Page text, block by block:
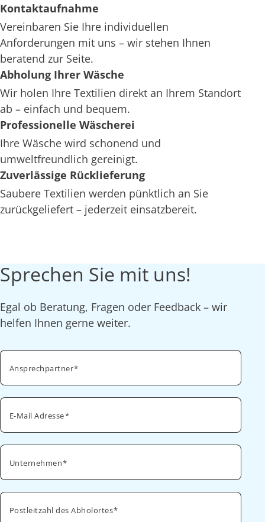
Kontaktaufnahme
Vereinbaren Sie Ihre individuellen
Anforderungen mit uns – wir stehen Ihnen
beratend zur Seite.
Abholung Ihrer Wäsche
Wir holen Ihre Textilien direkt an Ihrem Standort
ab – einfach und bequem.
Professionelle Wäscherei
Ihre Wäsche wird schonend und
umweltfreundlich gereinigt.
Zuverlässige Rücklieferung
Saubere Textilien werden pünktlich an Sie
zurückgeliefert – jederzeit einsatzbereit.
Sprechen Sie mit uns!
Egal ob Beratung, Fragen oder Feedback – wir
helfen Ihnen gerne weiter.
Ansprechpartner
E-Mail Adresse
Unternehmen
Postleitzahl des Abholortes